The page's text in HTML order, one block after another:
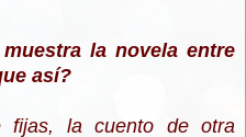
la novela entre
así?
la cuento de otra